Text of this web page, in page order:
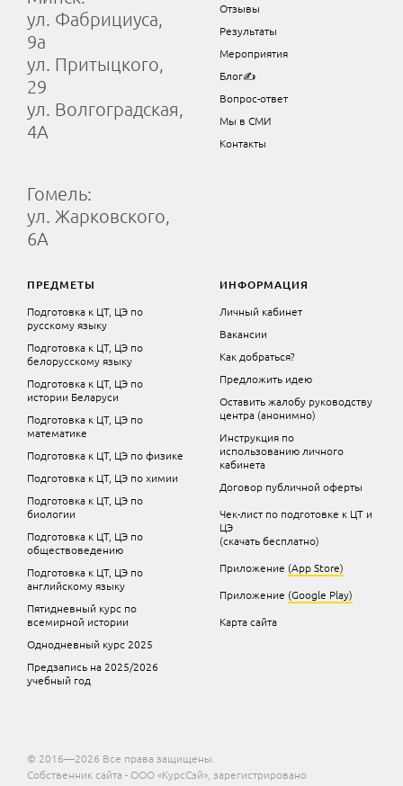
ул. Фабрициуса,
9а
ул. Притыцкого,
29
ул. Волгоградская,
4А
Гомель:
ул. Жарковского,
6А
Отзывы
Результаты
Мероприятия
Блог✍
Вопрос-ответ
Мы в СМИ
Контакты
ПРЕДМЕТЫ
Подготовка к ЦТ, ЦЭ по
русскому языку
Подготовка к ЦТ, ЦЭ по
белорусскому языку
Подготовка к ЦТ, ЦЭ по
истории Беларуси
Подготовка к ЦТ, ЦЭ по
математике
Подготовка к ЦТ, ЦЭ по физике
Подготовка к ЦТ, ЦЭ по химии
Подготовка к ЦТ, ЦЭ по
биологии
Подготовка к ЦТ, ЦЭ по
обществоведению
Подготовка к ЦТ, ЦЭ по
английскому языку
Пятидневный курс по
всемирной истории
Однодневный курс 2025
Предзапись на 2025/2026
учебный год
ИНФОРМАЦИЯ
Личный кабинет
Вакансии
Как добраться?
Предложить идею
Оставить жалобу руководству
центра (анонимно)
Инструкция по
использованию личного
кабинета
Договор публичной оферты
Чек-лист по подготовке к ЦТ и
ЦЭ
(скачать бесплатно)
Приложение (App Store)
Приложение (Google Play)
Карта сайта
© 2016—2026 Все права защищены.
Собственник сайта - ООО «КурсСэй», зарегистрировано